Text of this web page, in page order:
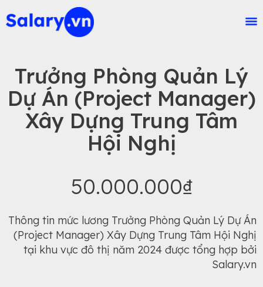
Trưởng Phòng Quản Lý
Dự Án (Project Manager)
Xây Dựng Trung Tâm
Hội Nghị
50.000.000₫
Thông tin mức lương Trưởng Phòng Quản Lý Dự Án
(Project Manager) Xây Dựng Trung Tâm Hội Nghị
tại khu vực đô thị năm 2024 được tổng hợp bởi
Salary.vn